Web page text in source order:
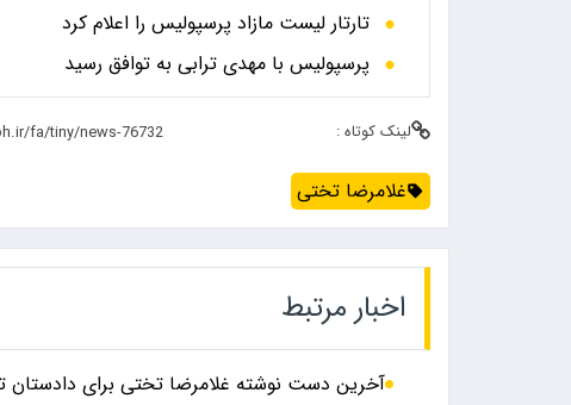
تارتار لیست مازاد پرسپولیس را اعلام کرد
پرسپولیس با مهدی ترابی به توافق رسید
لینک کوتاه :
غلامرضا تختی
اخبار مرتبط
آخرین دست نوشته غلامرضا تختی برای